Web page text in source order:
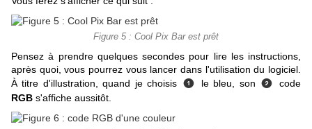
Figure 5 : Cool Pix Bar est prêt
Pensez à prendre quelques secondes pour lire les instructions,
après quoi, vous pourrez vous lancer dans l'utilisation du logiciel.
À titre d'illustration, quand je choisis ❶ le bleu, son ❷code
RGB s'affiche aussitôt.